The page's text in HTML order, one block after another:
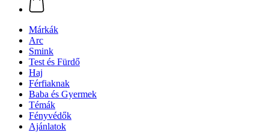
Márkák
Arc
Smink
Test és Fürdő
Haj
Férfiaknak
Baba és Gyermek
Témák
Fényvédők
Ajánlatok